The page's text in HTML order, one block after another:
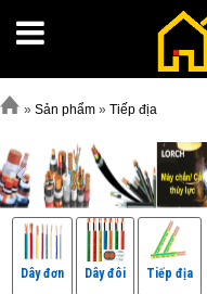
» Sản phẩm » Tiếp địa
Dây đơn Dây đôi Tiếp địa